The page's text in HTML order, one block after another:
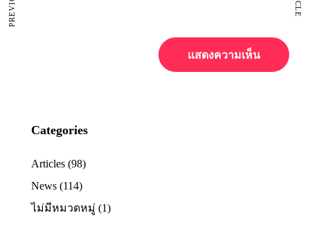
Categories
Articles (98)
News (114)
ไม่มีหมวดหมู่ (1)